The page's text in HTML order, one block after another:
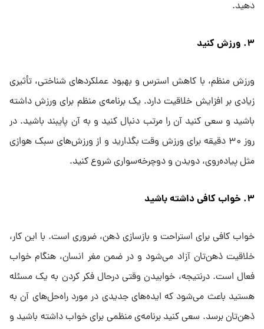
دهید.
۳. ورزش کنید
ورزش منظم، با کاهش استرس و بهبود عملکردهای شناختی، تأثیری
زیادی بر افزایش خلاقیت دارد. یک برنامه‌ی منظم برای ورزش داشته
باشید و سعی کنید آن را مرتب دنبال کنید و به آن پایبند باشید. در
روز ۳۰ دقیقه برای ورزش وقت بگذارید و از ورزش‌های سبک هوازی
مثل پیاده‌روی، دویدن و دوچرخه‌سواری شروع کنید.
۳. خواب کافی داشته باشید
خواب کافی برای استراحت و بازسازی ذهن، ضروری است. با این کار،
خلاقیت ذهن‌تان آزاد می‌شود و در ضمن مغر انسان، هنگام خواب
فعال است. درنتیجه، خوابیدن وقتی درحال فکر کردن به یک مسئله
هستید باعث می‌شود که ایده‌های جدیدی در مورد راه‌حل‌های آن به
ذهن‌تان برسد. سعی کنید برنامه‌ی منظمی برای خواب داشته باشید و